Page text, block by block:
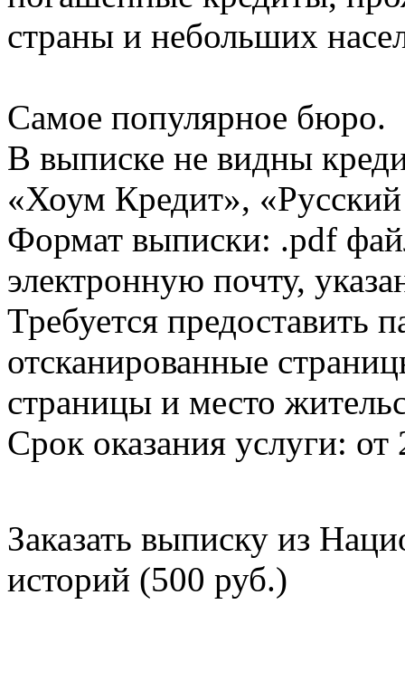
страны и небольших
Самое популярное бюро.
В выписке не видны
«Хоум Кредит»,
Формат выписки: .pdf
электронную почту,
Требуется предоставить
отсканированные
страницы и место
Срок оказания услуги: от
Заказать выписку из
историй (500 руб.)